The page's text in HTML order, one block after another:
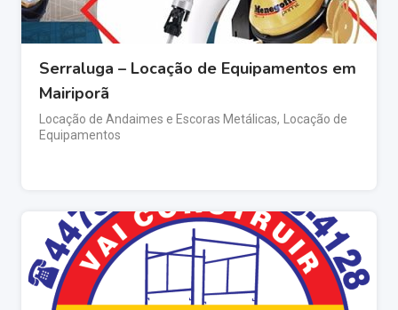
Serraluga – Locação de Equipamentos em
Mairiporã
Locação de Andaimes e Escoras Metálicas,
Locação de
Equipamentos